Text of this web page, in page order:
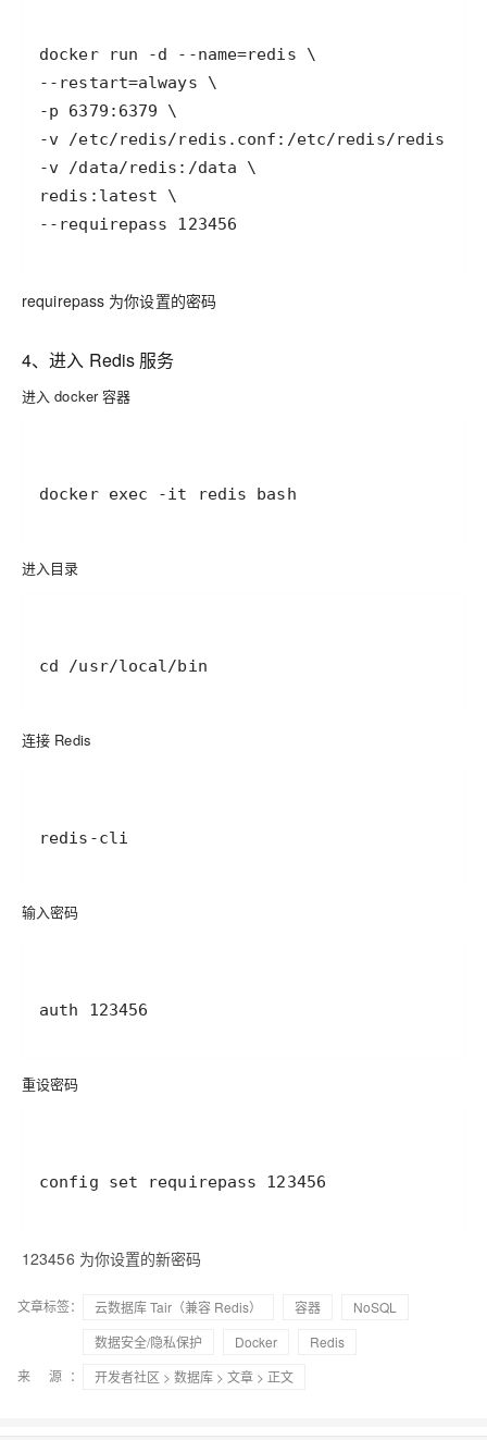
--requirepass 123456
requirepass 为你设置的密码
4、进入 Redis 服务
进入 docker 容器
docker exec -it redis bash
进入目录
cd /usr/local/bin
连接 Redis
redis-cli
输入密码
auth 123456
重设密码
config set requirepass 123456
123456 为你设置的新密码
文章标签： 云数据库 Tair（兼容 Redis） 容器
NoSQL
数据安全/隐私保护
Docker
Redis
来 源：
开发者社区 > 数据库 > 文章 > 正文